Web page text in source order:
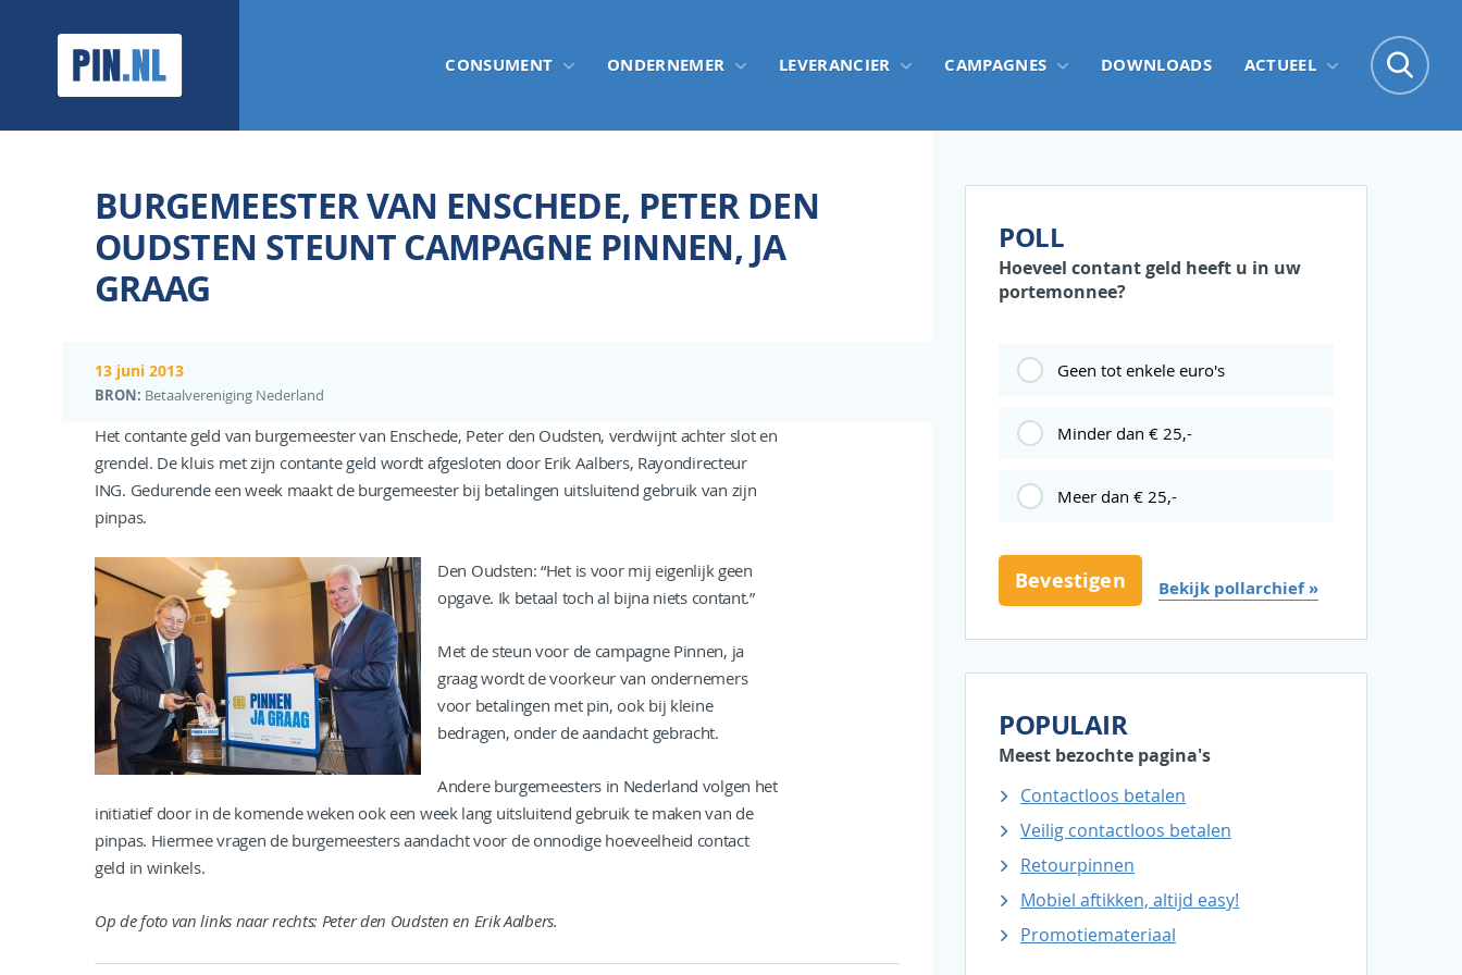
CONSUMENT ONDERNEMER LEVERANCIER CAMPAGNES DOWNLOADS ACTUEEL
BURGEMEESTER VAN ENSCHEDE, PETER DEN
OUDSTEN STEUNT CAMPAGNE PINNEN, JA
GRAAG
13 juni 2013
BRON: Betaalvereniging Nederland
Het contante geld van burgemeester van Enschede, Peter den Oudsten, verdwijnt achter slot en
grendel. De kluis met zijn contante geld wordt afgesloten door Erik Aalbers, Rayondirecteur
ING. Gedurende een week maakt de burgemeester bij betalingen uitsluitend gebruik van zijn
pinpas.
Den Oudsten: “Het is voor mij eigenlijk geen
opgave. Ik betaal toch al bijna niets contant.”
Met de steun voor de campagne Pinnen, ja
graag wordt de voorkeur van ondernemers
voor betalingen met pin, ook bij kleine
bedragen, onder de aandacht gebracht.
Andere burgemeesters in Nederland volgen het
initiatief door in de komende weken ook een week lang uitsluitend gebruik te maken van de
pinpas. Hiermee vragen de burgemeesters aandacht voor de onnodige hoeveelheid contact
geld in winkels.
Op de foto van links naar rechts: Peter den Oudsten en Erik Aalbers.
POLL
Hoeveel contant geld heeft u in uw
portemonnee?
Geen tot enkele euro's
Minder dan € 25,-
Meer dan € 25,-
Bekijk pollarchief »
POPULAIR
Meest bezochte pagina's
Contactloos betalen
Veilig contactloos betalen
Retourpinnen
Mobiel aftikken, altijd easy!
Promotiemateriaal